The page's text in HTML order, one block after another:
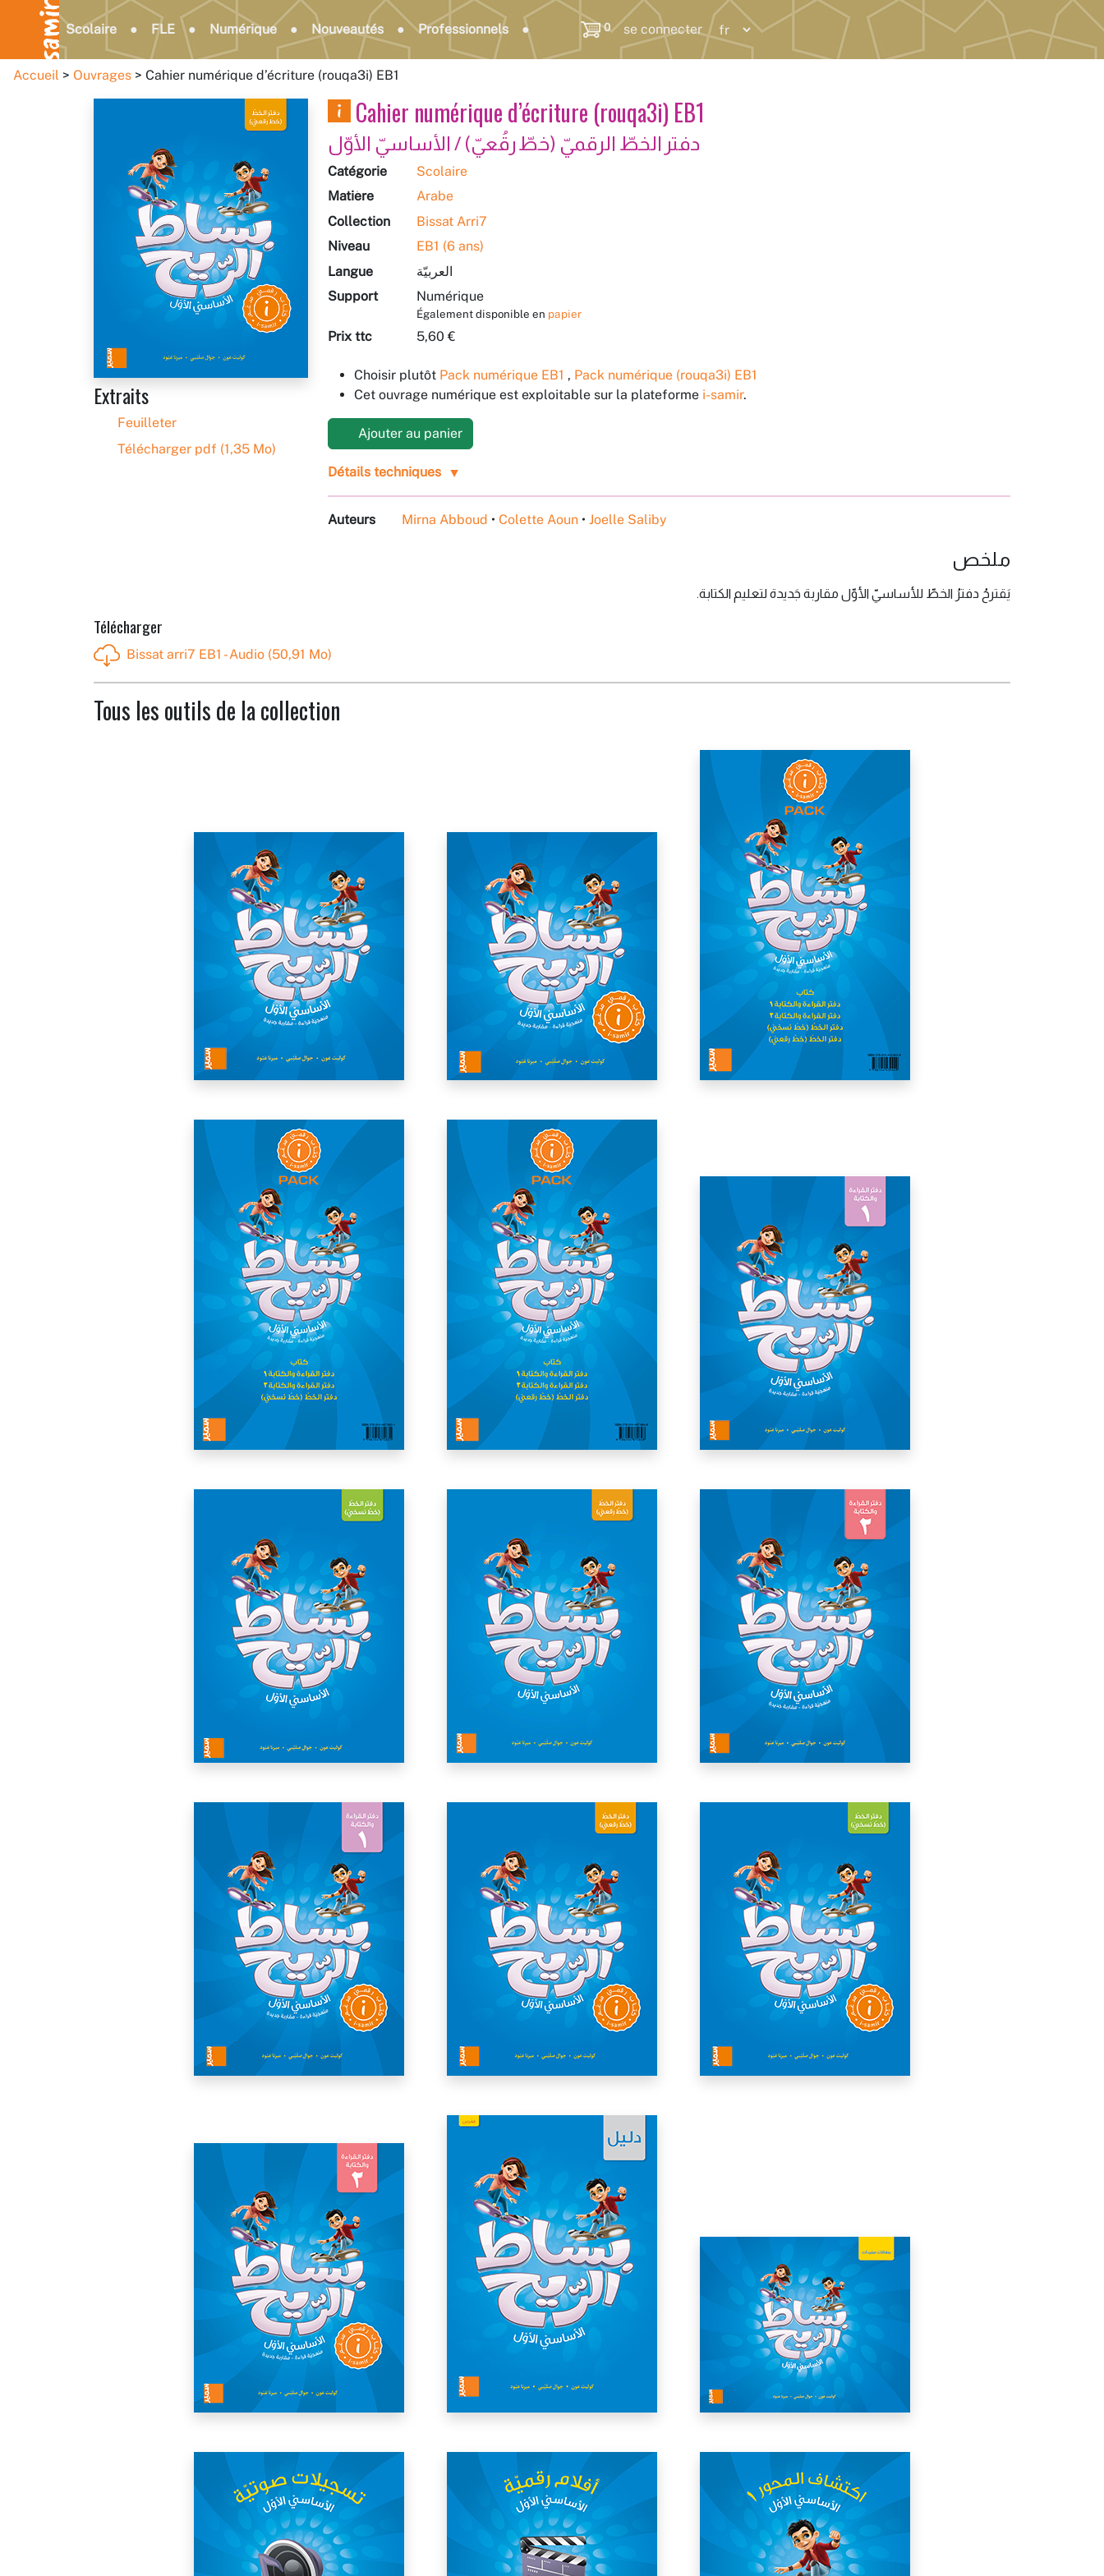
Scolaire FLE Numérique Nouveautés Professionnels 0 se connecter
Accueil Ouvrages Cahier numérique d’écriture (rouqa3i) EB1
Extraits
Feuilleter
Télécharger pdf (1,35 Mo)
Cahier numérique d’écriture (rouqa3i) EB1
دفتر الخطّ الرقميّ (خطّ رقُعيّ) / الأساسيّ الأوّل
Catégorie
Scolaire
Matière
Arabe
Collection
Bissat Arri7
Niveau
EB1 (6 ans)
Langue
العربيّة
Support
Numérique
Également disponible en papier
Prix ttc 5,60 €
Choisir plutôt Pack numérique EB1 , Pack numérique (rouqa3i) EB1
Cet ouvrage numérique est exploitable sur la plateforme i-samir.
Ajouter au panier
Détails techniques
Auteurs Mirna Abboud • Colette Aoun • Joelle Saliby
ملخص
يَقترحُ دفترُ الخطّ للأساسيّ الأوّل مقاربة جَديدة لتعليم الكتابة.
Télécharger
Bissat arri7 EB1 - Audio (50,91 Mo)
Tous les outils de la collection